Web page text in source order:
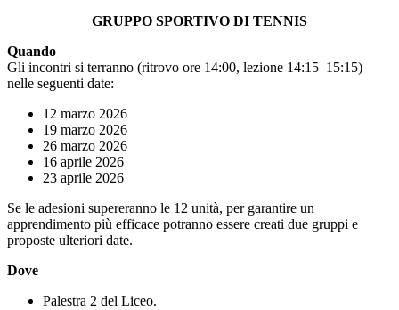
GRUPPO SPORTIVO DI TENNIS
Quando
Gli incontri si terranno (ritrovo ore 14:00, lezione 14:15–15:15)
nelle seguenti date:
12 marzo 2026
19 marzo 2026
26 marzo 2026
16 aprile 2026
23 aprile 2026
Se le adesioni supereranno le 12 unità, per garantire un
apprendimento più efficace potranno essere creati due gruppi e
proposte ulteriori date.
Dove
Palestra 2 del Liceo.